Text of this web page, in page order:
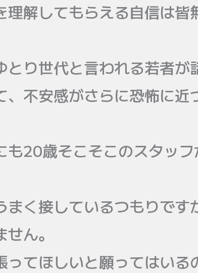
理解してもらえる自信は皆
とり世代と言われる若者が
、不安感がさらに恐怖に近
も20歳そこそこのスタッフ
く接しているつもりです
ん。
ってほしいと願ってはいる